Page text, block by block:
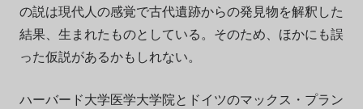
の説は現代人の感覚で古代遺跡からの発見物を解釈した
結果、生まれたものとしている。そのため、ほかにも誤
った仮説があるかもしれない。
ハーバード大学医学大学院とドイツのマックス・プラン